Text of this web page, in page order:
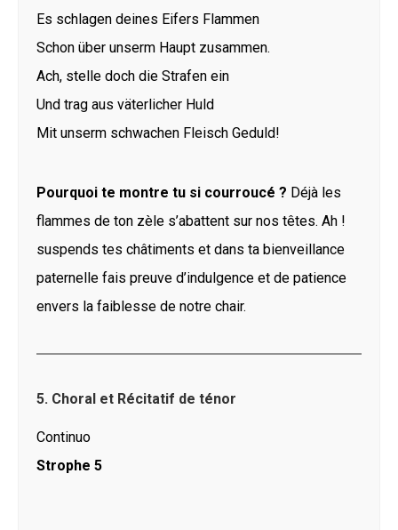
Es schlagen deines Eifers Flammen
Schon über unserm Haupt zusammen.
Ach, stelle doch die Strafen ein
Und trag aus väterlicher Huld
Mit unserm schwachen Fleisch Geduld!
Pourquoi te montre tu si courroucé ? Déjà les
flammes de ton zèle s’abattent sur nos têtes. Ah !
suspends tes châtiments et dans ta bienveillance
paternelle fais preuve d’indulgence et de patience
envers la faiblesse de notre chair.
5. Choral et Récitatif de ténor
Continuo
Strophe 5